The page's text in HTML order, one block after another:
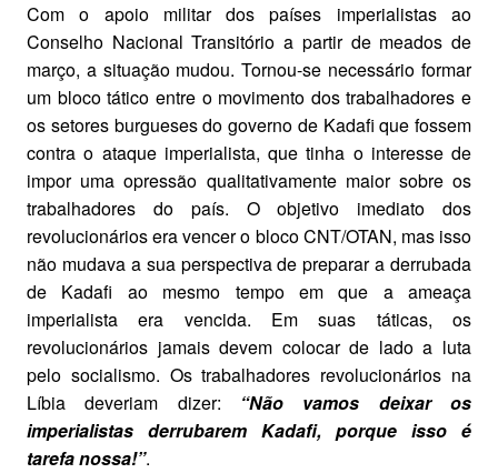
Com o apoio militar dos países imperialistas ao
Conselho Nacional Transitório a partir de meados de
março, a situação mudou. Tornou-se necessário formar
um bloco tático entre o movimento dos trabalhadores e
os setores burgueses do governo de Kadafi que fossem
contra o ataque imperialista, que tinha o interesse de
impor uma opressão qualitativamente maior sobre os
trabalhadores do país. O objetivo imediato dos
revolucionários era vencer o bloco CNT/OTAN, mas isso
não mudava a sua perspectiva de preparar a derrubada
de Kadafi ao mesmo tempo em que a ameaça
imperialista era vencida. Em suas táticas, os
revolucionários jamais devem colocar de lado a luta
pelo socialismo. Os trabalhadores revolucionários na
Líbia deveriam dizer: “Não vamos deixar os
imperialistas derrubarem Kadafi, porque isso é
tarefa nossa!”.